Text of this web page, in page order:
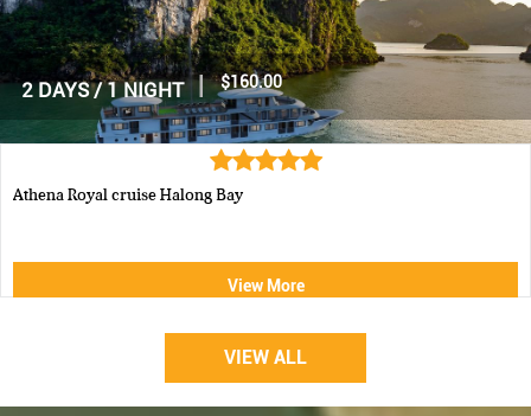
1 DAY | $70.00
Luxury Halong Sen Day Cruise
View More
VIEW ALL